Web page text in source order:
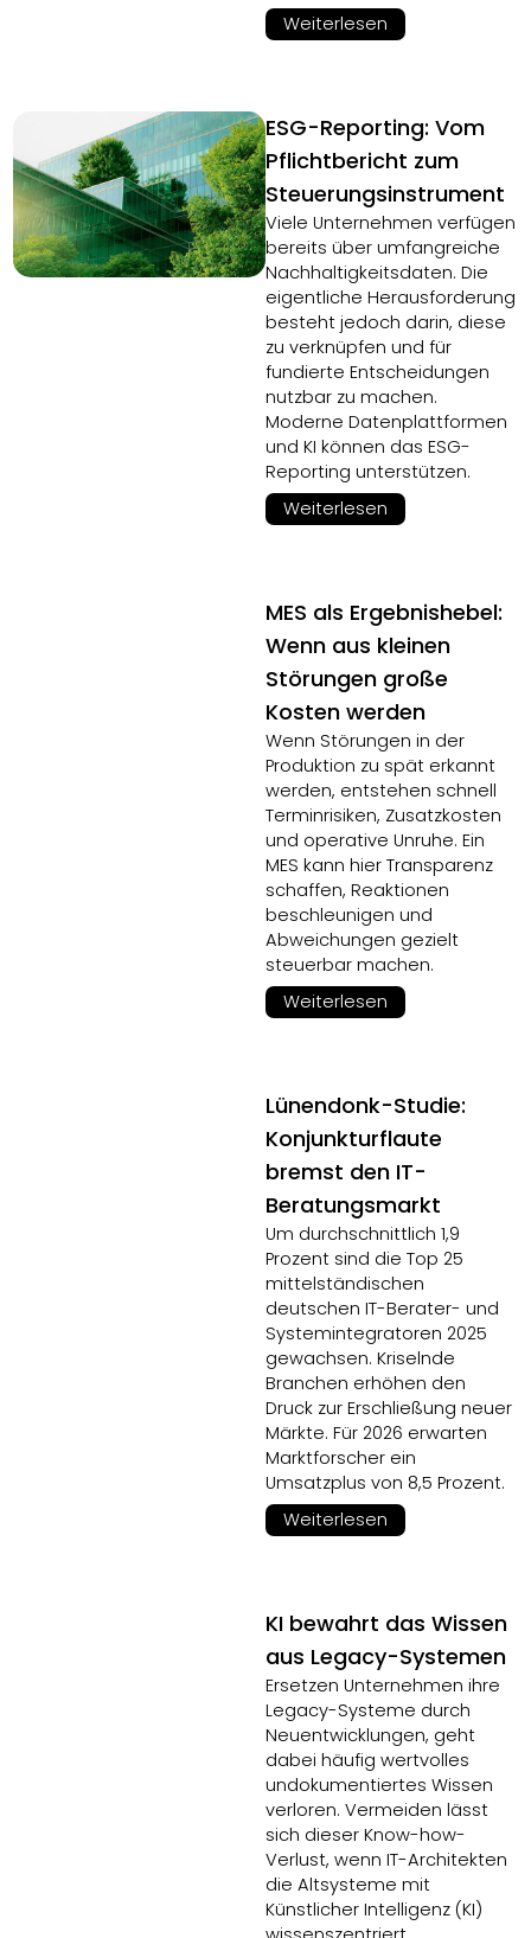
Weiterlesen
ESG-Reporting: Vom
Pflichtbericht zum
Steuerungsinstrument
Viele Unternehmen verfügen
bereits über umfangreiche
Nachhaltigkeitsdaten. Die
eigentliche Herausforderung
besteht jedoch darin, diese
zu verknüpfen und für
fundierte Entscheidungen
nutzbar zu machen.
Moderne Datenplattformen
und KI können das ESG-
Reporting unterstützen.
Weiterlesen
MES als Ergebnishebel:
Wenn aus kleinen
Störungen große
Kosten werden
Wenn Störungen in der
Produktion zu spät erkannt
werden, entstehen schnell
Terminrisiken, Zusatzkosten
und operative Unruhe. Ein
MES kann hier Transparenz
schaffen, Reaktionen
beschleunigen und
Abweichungen gezielt
steuerbar machen.
Weiterlesen
Lünendonk-Studie:
Konjunkturflaute
bremst den IT-
Beratungsmarkt
Um durchschnittlich 1,9
Prozent sind die Top 25
mittelständischen
deutschen IT-Berater- und
Systemintegratoren 2025
gewachsen. Kriselnde
Branchen erhöhen den
Druck zur Erschließung neuer
Märkte. Für 2026 erwarten
Marktforscher ein
Umsatzplus von 8,5 Prozent.
Weiterlesen
KI bewahrt das Wissen
aus Legacy-Systemen
Ersetzen Unternehmen ihre
Legacy-Systeme durch
Neuentwicklungen, geht
dabei häufig wertvolles
undokumentiertes Wissen
verloren. Vermeiden lässt
sich dieser Know-how-
Verlust, wenn IT-Architekten
die Altsysteme mit
Künstlicher Intelligenz (KI)